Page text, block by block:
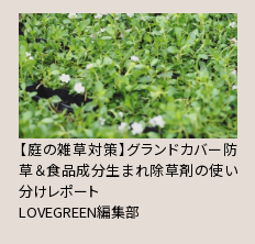
【庭の雑草対策】グランドカバー防
草＆食品成分生まれ除草剤の使い
分けレポート
LOVEGREEN編集部